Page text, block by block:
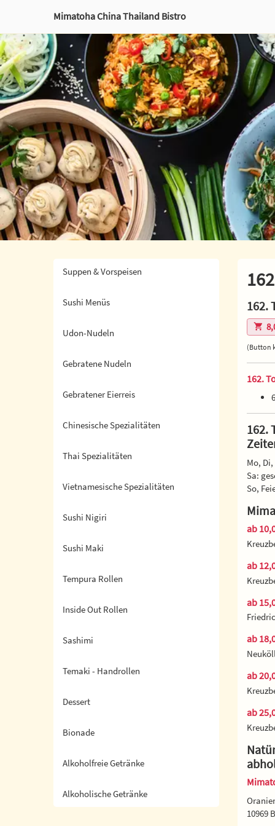
Mimatoha China Thailand Bistro
Suppen & Vorspeisen
Sushi Menüs
Udon-Nudeln
Gebratene Nudeln
Gebratener Eierreis
Chinesische Spezialitäten
Thai Spezialitäten
Vietnamesische Spezialitäten
Sushi Nigiri
Sushi Maki
Tempura Rollen
Inside Out Rollen
Sashimi
Temaki - Handrollen
Dessert
Bionade
Alkoholfreie Getränke
Alkoholische Getränke
162.
(Button
162.
162.
Mo,
Sa:
So,
ab
ab
ab
ab
ab
ab
10969